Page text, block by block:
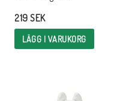
219 SEK
LÄGG I VARUKORG